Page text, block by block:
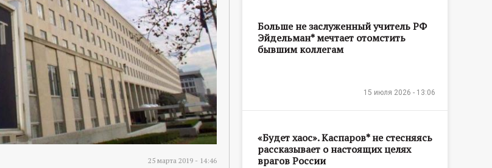
25 марта 2019 - 14:46
Больше не заслуженный учитель РФ
Эйдельман* мечтает отомстить
бывшим коллегам
15 июля 2026 - 13:06
«Будет хаос». Каспаров* не стесняясь
рассказывает о настоящих целях
врагов России